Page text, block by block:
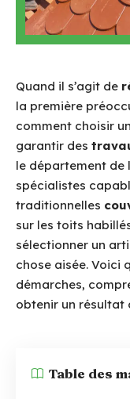
Quand il s’agit de
la première
comment choisir un
garantir des
le département de
spécialistes
traditionnelles
sur les toits
sélectionner un
chose aisée. Voici
démarches,
obtenir un résultat
Table des